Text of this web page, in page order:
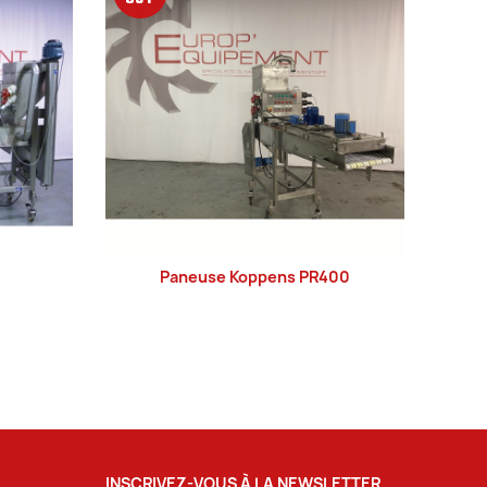
LIRE LA SUITE
Paneuse Koppens PR400
INSCRIVEZ-VOUS À LA NEWSLETTER